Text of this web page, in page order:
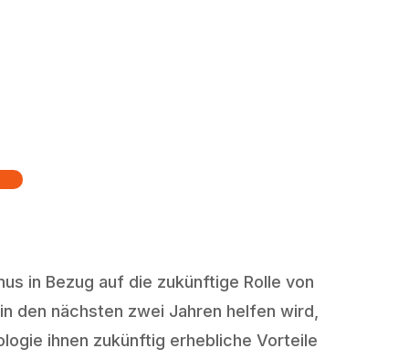
in Bezug auf die zukünftige Rolle von
den nächsten zwei Jahren helfen wird,
ihnen zukünftig erhebliche Vorteile